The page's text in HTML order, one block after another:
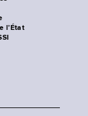
l’État